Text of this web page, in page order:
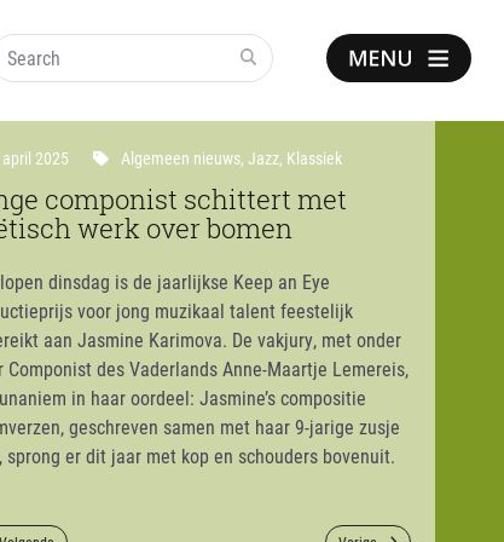
Show
notice
april 2025 Algemeen nieuws, Jazz, Klassiek
componist schittert met
werk over bomen
dinsdag is de jaarlijkse Keep an Eye
voor jong muzikaal talent feestelijk
aan Jasmine Karimova. De vakjury, met onder
Componist des Vaderlands Anne-Maartje Lemereis,
in haar oordeel: Jasmine’s compositie
geschreven samen met haar 9-jarige zusje
sprong er dit jaar met kop en schouders bovenuit.